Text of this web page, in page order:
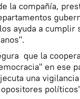
la compañía,
ayuda a cumplir
que la
en ese
una